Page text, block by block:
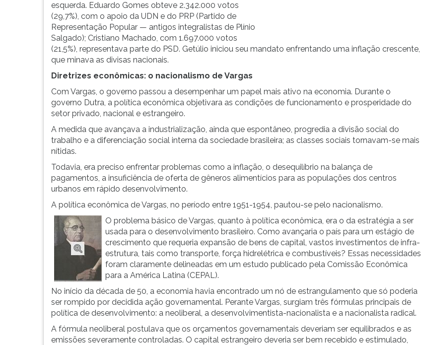
esquerda. Eduardo Gomes obteve 2.342.000 votos
(29,7%), com o apoio da UDN e do PRP (Partido de
Representação Popular — antigos integralistas de Plínio
Salgado); Cristiano Machado, com 1.697.000 votos
(21,5%), representava parte do PSD. Getúlio iniciou seu mandato enfrentando uma inflação crescente,
que minava as divisas nacionais.
Diretrizes econômicas: o nacionalismo de Vargas
Com Vargas, o governo passou a desempenhar um papel mais ativo na economia. Durante o
governo Dutra, a política econômica objetivara as condições de funcionamento e prosperidade do
setor privado, nacional e estrangeiro.
A medida que avançava a industrialização, ainda que espontâneo, progredia a divisão social do
trabalho e a diferenciação social interna da sociedade brasileira; as classes sociais tornavam-se mais
nítidas.
Todavia, era preciso enfrentar problemas como a inflação, o desequilíbrio na balança de
pagamentos, a insuficiência de oferta de gêneros alimentícios para as populações dos centros
urbanos em rápido desenvolvimento.
A política econômica de Vargas, no período entre 1951-1954, pautou-se pelo nacionalismo.
O problema básico de Vargas, quanto à política econômica, era o da estratégia a ser
usada para o desenvolvimento brasileiro. Como avançaria o país para um estágio de
crescimento que requeria expansão de bens de capital, vastos investimentos de infra-
estrutura, tais como transporte, força hidrelétrica e combustíveis? Essas necessidades
foram claramente delineadas em um estudo publicado pela Comissão Econômica
para a América Latina (CEPAL).
No início da década de 50, a economia havia encontrado um nó de estrangulamento que só poderia
ser rompido por decidida ação governamental. Perante Vargas, surgiam três fórmulas principais de
política de desenvolvimento: a neoliberal, a desenvolvimentista-nacionalista e a nacionalista radical.
A fórmula neoliberal postulava que os orçamentos governamentais deveriam ser equilibrados e as
emissões severamente controladas. O capital estrangeiro deveria ser bem recebido e estimulado,